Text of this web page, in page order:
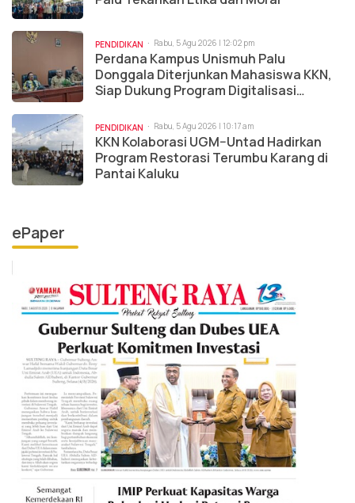
PENDIDIKAN Rabu, 5 Agu 2026 | 12:02 pm
Perdana Kampus Unismuh Palu
Donggala Diterjunkan Mahasiswa KKN,
Siap Dukung Program Digitalisasi
PENDIDIKAN Rabu, 5 Agu 2026 | 10:17 am
KKN Kolaborasi UGM–Untad Hadirkan
Program Restorasi Terumbu Karang di
Pantai Kaluku
ePaper